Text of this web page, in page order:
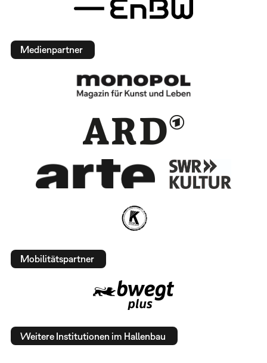
Medienpartner
Mobilitätspartner
Weitere Institutionen im Hallenbau